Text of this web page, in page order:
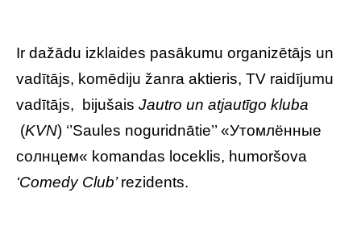
Ir dažādu izklaides pasākumu organizētājs un
vadītājs, komēdiju žanra aktieris, TV raidījumu
vadītājs, bijušais Jautro un atjautīgo kluba
(KVN) ‘’Saules noguridnātie’’ «Утомлённые
солнцем« komandas loceklis, humoršova
‘Comedy Club’rezidents.